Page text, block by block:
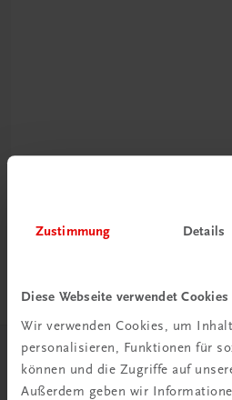
Zustimmung Details
Diese Webseite verwendet Cookies
Wir verwenden Cookies, um
personalisieren, Funktionen für
können und die Zugriffe auf
Außerdem geben wir
Herzlich